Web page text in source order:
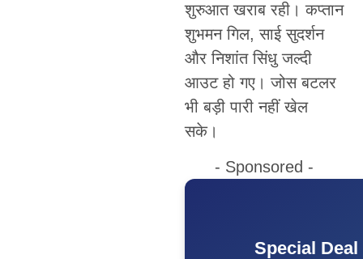
शुरुआत खराब रही। कप्तान
शुभमन गिल, साई सुदर्शन
और निशांत सिंधु जल्दी
आउट हो गए। जोस बटलर
भी बड़ी पारी नहीं खेल
सके।
- Sponsored -
Special Deal